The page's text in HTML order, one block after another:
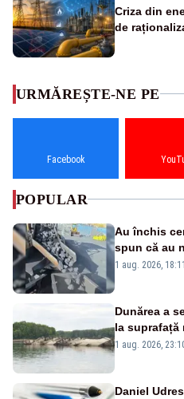
Criza din
de
URMĂREȘTE-NE PE
Facebook
POPULAR
Au închis
spun că au
pasează
1 aug. 2026, 18:11
Dunărea a
la suprafață
război
1 aug. 2026,
Daniel